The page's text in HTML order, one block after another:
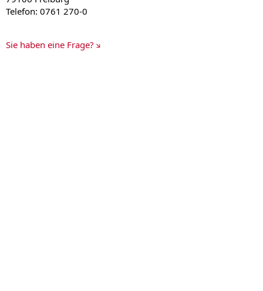
Telefon: 0761 270-0
Sie haben eine Frage?